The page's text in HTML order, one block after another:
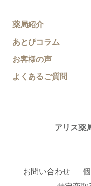
薬局紹介
あとぴコラム
お客様の声
よくあるご質問
アリス薬
お問い合わせ